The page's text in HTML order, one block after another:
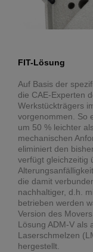
FIT-Lösung
Auf Basis der
die CAE-Experten
Werkstückträgers
vorgenommen. So
um 50 % leichter
mechanischen
eliminiert den
verfügt gleichzeitig
die damit
nachhaltiger, d.h.
betrieben werden
Version des
Lösung ADM-V als
Laserschmelzen
hergestellt.